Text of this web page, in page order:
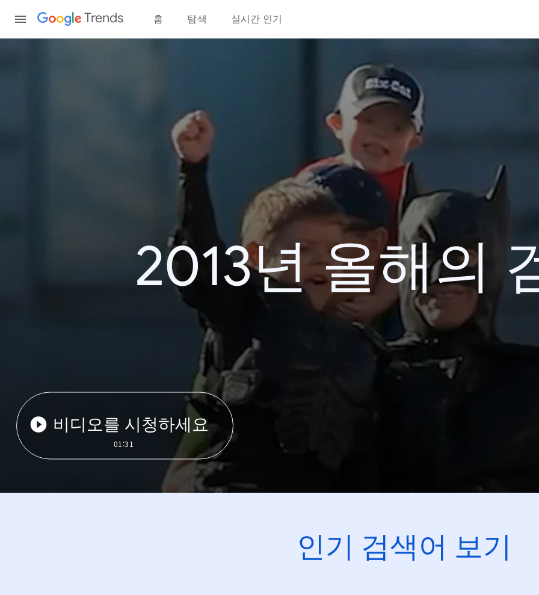
Trends 홈 탐색 실시간 인기
2013년 올해의
비디오를 시청하세요
01:31
인기 검색어 보기